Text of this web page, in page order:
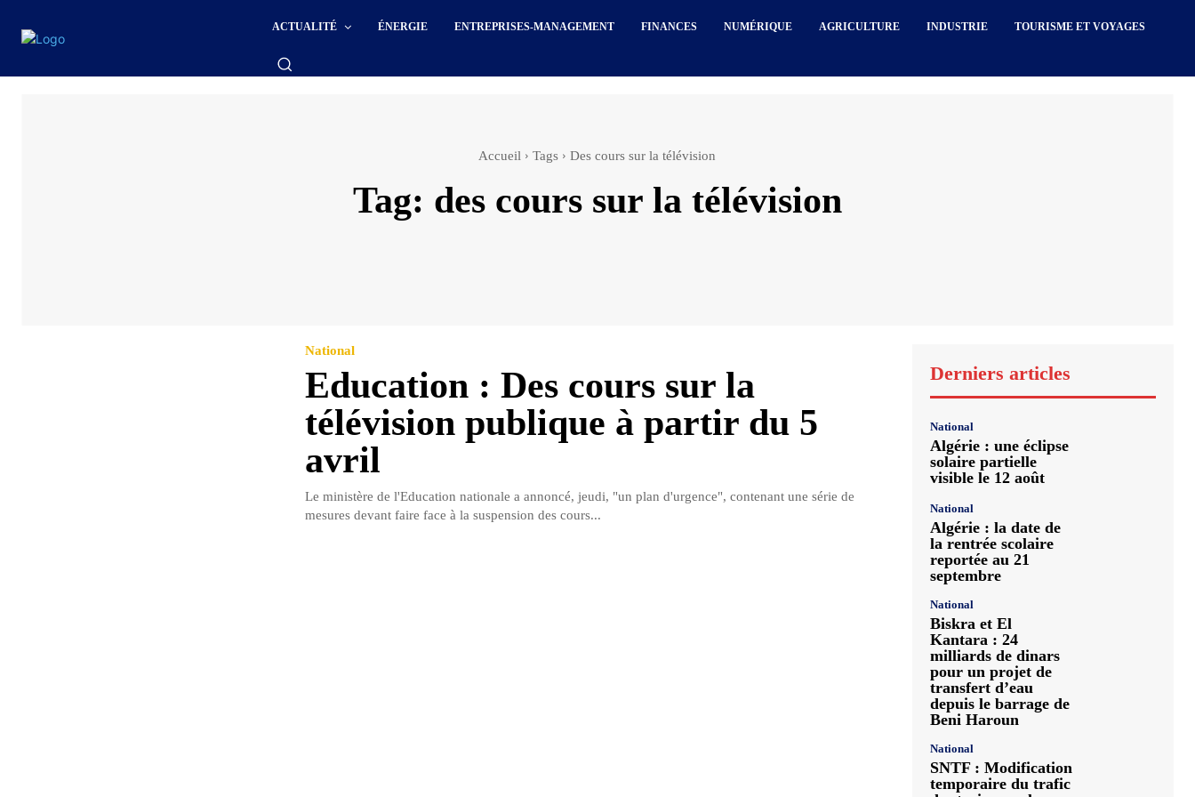
ACTUALITÉ ÉNERGIE ENTREPRISES-MANAGEMENT FINANCES NUMÉRIQUE AGRICULTURE INDUSTRIE TOURISME ET VOYAGES
Accueil Tags Des cours sur la télévision
Tag: des cours sur la télévision
National
Education : Des cours sur la
télévision publique à partir du 5
avril
Le ministère de l'Education nationale a annoncé, jeudi, "un plan d'urgence", contenant une série de
mesures devant faire face à la suspension des cours...
Derniers articles
National
Algérie : une éclipse
solaire partielle
visible le 12 août
National
Algérie : la date de
la rentrée scolaire
reportée au 21
septembre
National
Biskra et El
Kantara : 24
milliards de dinars
pour un projet de
transfert d’eau
depuis le barrage de
Beni Haroun
National
SNTF : Modification
temporaire du trafic